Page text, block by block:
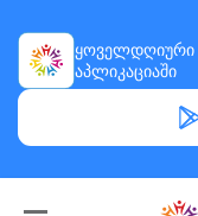
ყოველდღიური
აპლიკაციაში